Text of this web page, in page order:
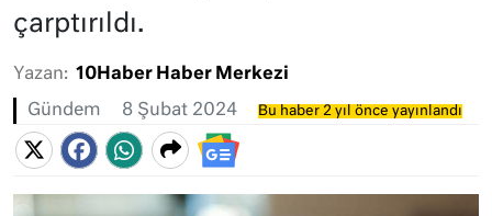
çarptırıldı.
Yazan: 10Haber Haber Merkezi
Gündem 8 Şubat 2024 Bu haber 2 yıl önce yayınlandı